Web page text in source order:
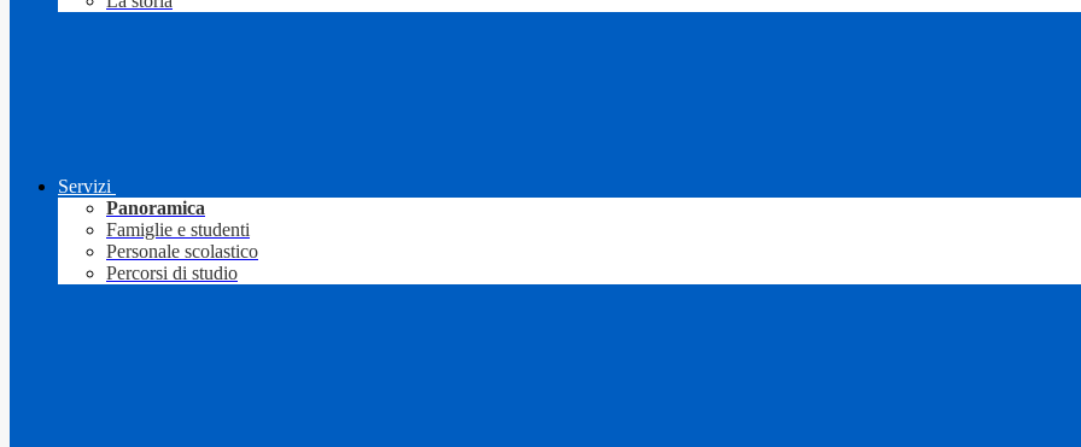
Servizi
Panoramica
Famiglie e studenti
Personale scolastico
Percorsi di studio